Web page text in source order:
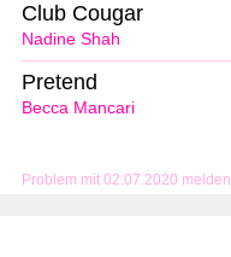
Problem mit 02.07.2020 melden
Nadine Shah
Club Cougar
Becca Mancari
Pretend